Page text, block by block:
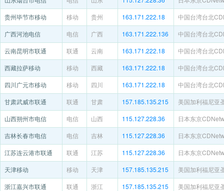
贵州毕节市移动
移动 贵州 163.171.222.18
中国台湾台北
广西河池电信
电信 广西 163.171.222.136
中国台湾台北
云南昆明市联通
联通 云南 163.171.222.18
中国台湾台北
西藏拉萨移动
移动 西藏 163.171.222.18
中国台湾台北
四川广元市移动
移动 四川 163.171.222.18
中国台湾台北
甘肃武威市联通
联通 甘肃 157.185.135.215
美国加利福尼亚
山西朔州市电信
电信 山西 115.127.228.36
日本东京
吉林长春市电信
电信 吉林 115.127.228.36
日本东京
江苏连云港市联通
联通 江苏 115.127.228.36
日本东京
天津移动
移动 天津 157.185.135.215
美国加利福尼亚
浙江嘉兴市联通
联通 浙江 157.185.135.215
美国加利福尼亚